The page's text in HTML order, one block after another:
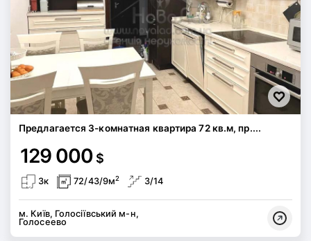
Предлагается 3-комнатная квартира 72 кв.м, пр....
129 000 $
3к 72/43/9м2 3/14
м. Київ, Голосіївський м-н,
Голосеево